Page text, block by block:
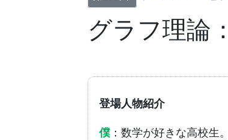
グラフ理論
登場人物紹介
僕：数学が好きな高校生。